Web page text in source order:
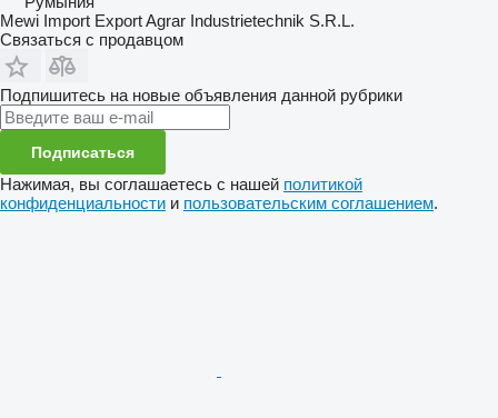
Mewi Import Export Agrar Industrietechnik S.R.L.
Связаться с продавцом
Подпишитесь на новые объявления данной рубрики
Подписаться
Нажимая, вы соглашаетесь с нашей политикой
конфиденциальности и пользовательским соглашением.